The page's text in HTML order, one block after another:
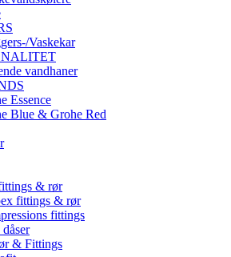
Vaskekar
vandhaner
Essence
Blue & Grohe Red
& rør
fittings & rør
fittings
& Fittings